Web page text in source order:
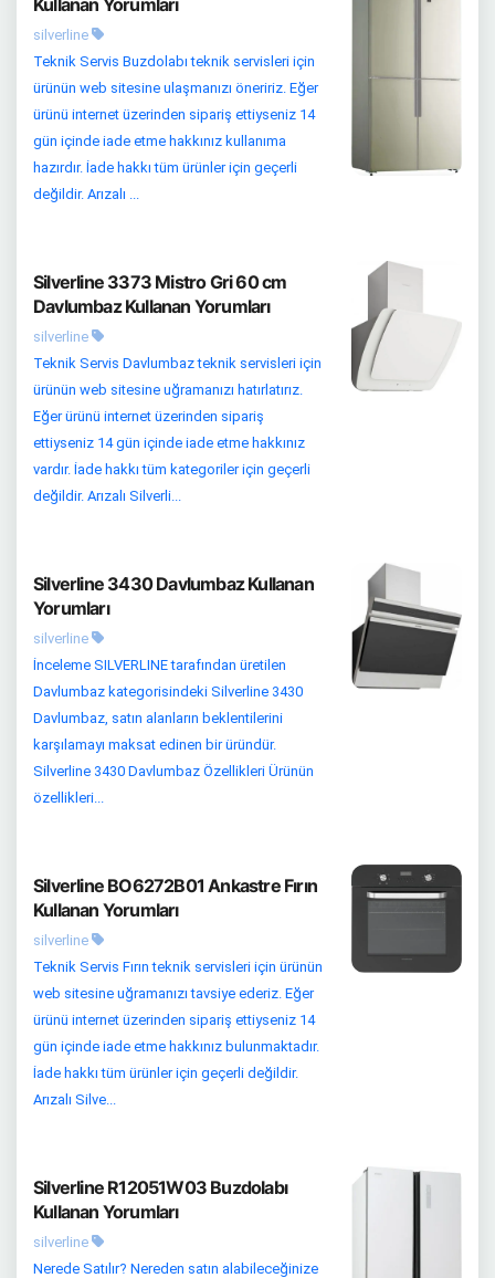
silverline
Teknik Servis Buzdolabı teknik servisleri için
ürünün web sitesine ulaşmanızı öneririz. Eğer
ürünü internet üzerinden sipariş ettiyseniz 14
gün içinde iade etme hakkınız kullanıma
hazırdır. İade hakkı tüm ürünler için geçerli
değildir. Arızalı ...
Silverline 3373 Mistro Gri 60 cm
Davlumbaz Kullanan Yorumları
silverline
Teknik Servis Davlumbaz teknik servisleri için
ürünün web sitesine uğramanızı hatırlatırız.
Eğer ürünü internet üzerinden sipariş
ettiyseniz 14 gün içinde iade etme hakkınız
vardır. İade hakkı tüm kategoriler için geçerli
değildir. Arızalı Silverli...
Silverline 3430 Davlumbaz Kullanan
Yorumları
silverline
İnceleme SILVERLINE tarafından üretilen
Davlumbaz kategorisindeki Silverline 3430
Davlumbaz, satın alanların beklentilerini
karşılamayı maksat edinen bir üründür.
Silverline 3430 Davlumbaz Özellikleri Ürünün
özellikleri...
Silverline BO6272B01 Ankastre Fırın
Kullanan Yorumları
silverline
Teknik Servis Fırın teknik servisleri için ürünün
web sitesine uğramanızı tavsiye ederiz. Eğer
ürünü internet üzerinden sipariş ettiyseniz 14
gün içinde iade etme hakkınız bulunmaktadır.
İade hakkı tüm ürünler için geçerli değildir.
Arızalı Silve...
Silverline R12051W03 Buzdolabı
Kullanan Yorumları
silverline
Nerede Satılır? Nereden satın alabileceğinize